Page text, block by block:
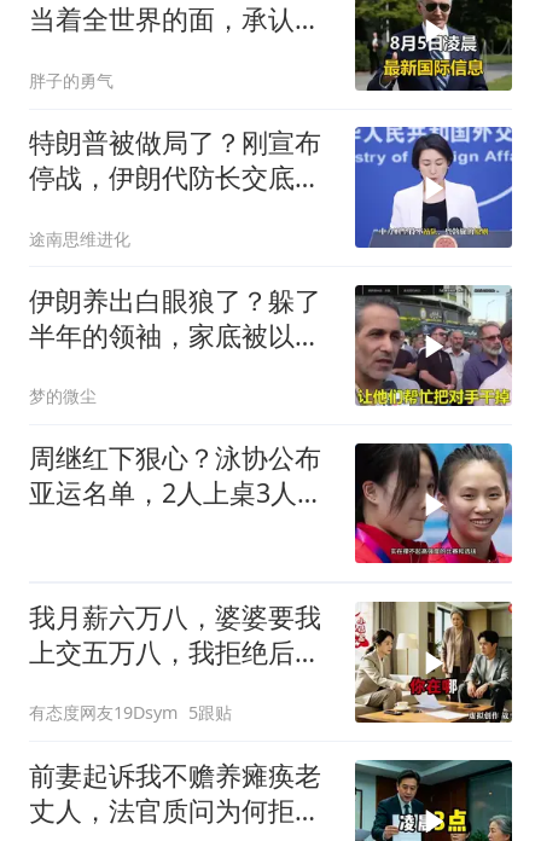
当着全世界的面，承认一
胖子的勇气
特朗普被做局了？刚宣布
停战，伊朗代防长交底，
途南思维进化
伊朗养出白眼狼了？躲了
半年的领袖，家底被以色
梦的微尘
周继红下狠心？泳协公布
亚运名单，2人上桌3人下
我月薪六万八，婆婆要我
上交五万八，我拒绝后她
离婚
有态度网友19Dsym 5跟贴
前妻起诉我不赡养瘫痪老
丈人，法官质问为何拒不